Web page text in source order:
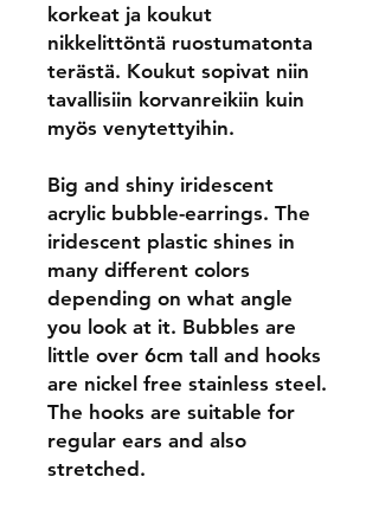
korkeat ja koukut
nikkelittöntä ruostumatonta
terästä. Koukut sopivat niin
tavallisiin korvanreikiin kuin
myös venytettyihin.
Big and shiny iridescent
acrylic bubble-earrings. The
iridescent plastic shines in
many different colors
depending on what angle
you look at it. Bubbles are
little over 6cm tall and hooks
are nickel free stainless steel.
The hooks are suitable for
regular ears and also
stretched.